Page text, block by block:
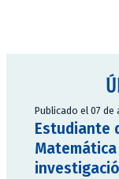
Publicado el 07
Estudiante